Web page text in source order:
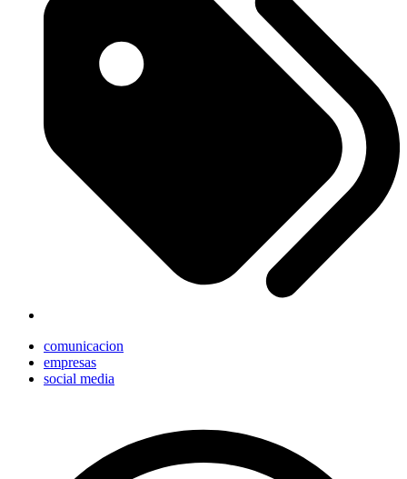
comunicacion
empresas
social media